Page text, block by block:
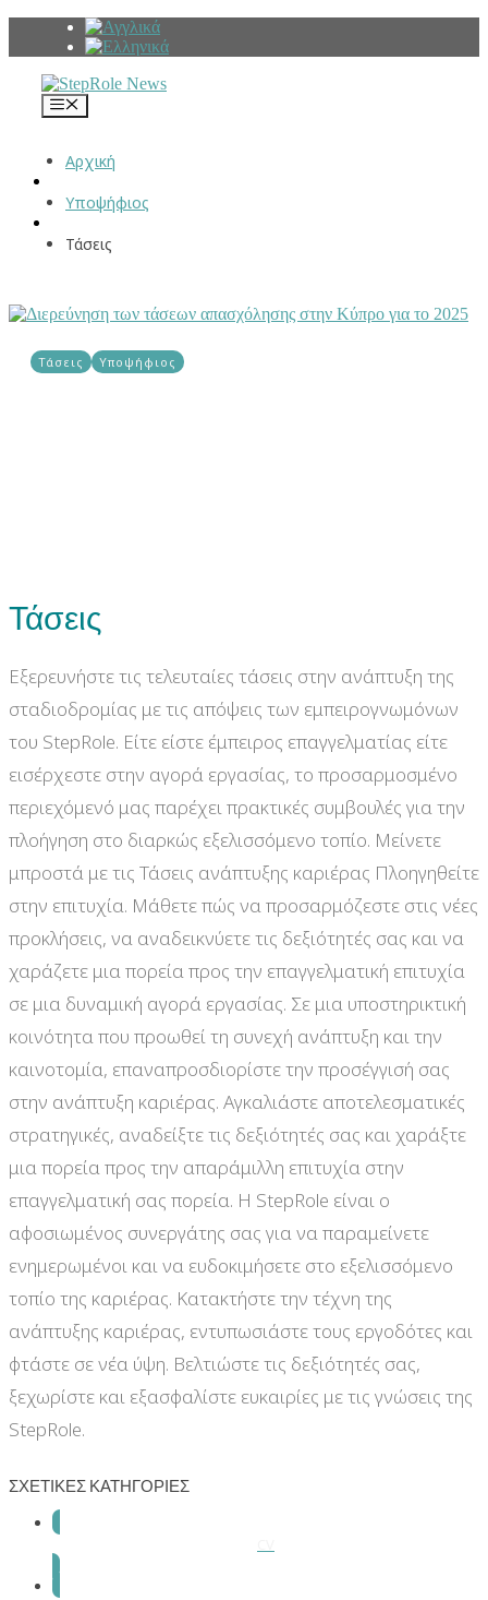
Μετάβαση
Μενού
Αρχική
Υποψήφιος
Τάσεις
Τάσεις Υποψήφιος
Τάσεις
Εξερευνήστε τις τελευταίες τάσεις στην ανάπτυξη της
σταδιοδρομίας με τις απόψεις των εμπειρογνωμόνων
του StepRole. Είτε είστε έμπειρος επαγγελματίας είτε
εισέρχεστε στην αγορά εργασίας, το προσαρμοσμένο
περιεχόμενό μας παρέχει πρακτικές συμβουλές για την
πλοήγηση στο διαρκώς εξελισσόμενο τοπίο. Μείνετε
μπροστά με τις Τάσεις ανάπτυξης καριέρας Πλοηγηθείτε
στην επιτυχία. Μάθετε πώς να προσαρμόζεστε στις νέες
προκλήσεις, να αναδεικνύετε τις δεξιότητές σας και να
χαράζετε μια πορεία προς την επαγγελματική επιτυχία
σε μια δυναμική αγορά εργασίας. Σε μια υποστηρικτική
κοινότητα που προωθεί τη συνεχή ανάπτυξη και την
καινοτομία, επαναπροσδιορίστε την προσέγγισή σας
στην ανάπτυξη καριέρας. Αγκαλιάστε αποτελεσματικές
στρατηγικές, αναδείξτε τις δεξιότητές σας και χαράξτε
μια πορεία προς την απαράμιλλη επιτυχία στην
επαγγελματική σας πορεία. Η StepRole είναι ο
αφοσιωμένος συνεργάτης σας για να παραμείνετε
ενημερωμένοι και να ευδοκιμήσετε στο εξελισσόμενο
τοπίο της καριέρας. Κατακτήστε την τέχνη της
ανάπτυξης καριέρας, εντυπωσιάστε τους εργοδότες και
φτάστε σε νέα ύψη. Βελτιώστε τις δεξιότητές σας,
ξεχωρίστε και εξασφαλίστε ευκαιρίες με τις γνώσεις της
StepRole.
ΣΧΕΤΙΚΕΣ ΚΑΤΗΓΟΡΙΕΣ